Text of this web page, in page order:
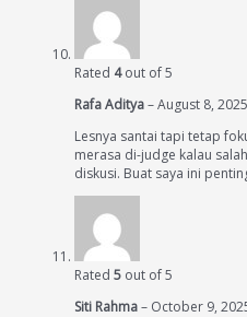
Rated 4out of 5
Rafa Aditya–August 8, 2025
Lesnya santai tapi tetap
merasa di-judge kalau
diskusi. Buat saya ini
Rated 5 out of 5
Siti Rahma– October 9,